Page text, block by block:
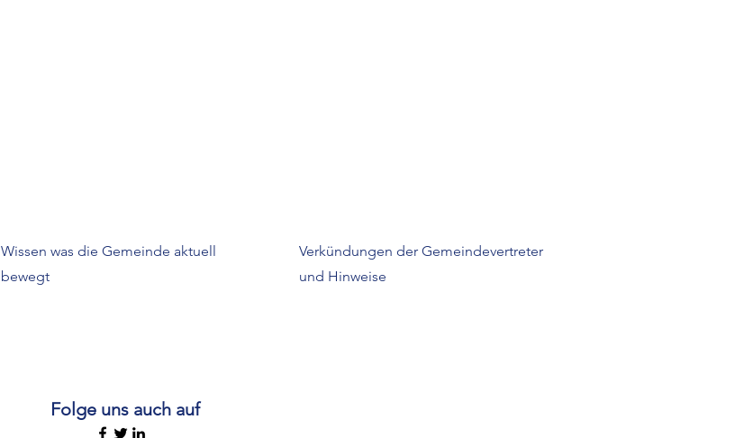
Verkündungen der Gemeindevertreter
und Hinweise
Wissen was die Gemeinde aktuell
bewegt
Folge uns auch auf